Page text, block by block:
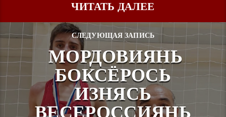
ЧИТАТЬ ДАЛЕЕ
СЛЕДУЮЩАЯ ЗАПИСЬ
МОРДОВИЯНЬ
БОКСЁРОСЬ
ИЗНЯСЬ
ВЕСЕРОССИЯНЬ